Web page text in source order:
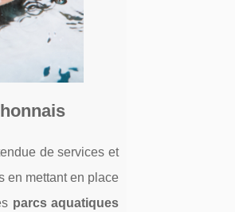
de services et
en mettant en place
parcs aquatiques